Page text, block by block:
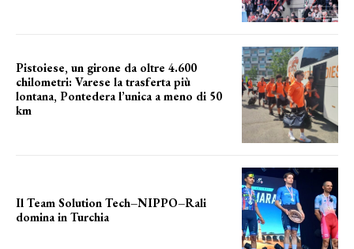
Pistoiese, un girone da oltre 4.600
chilometri: Varese la trasferta più
lontana, Pontedera l’unica a meno di 50
km
Il Team Solution Tech–NIPPO–Rali
domina in Turchia